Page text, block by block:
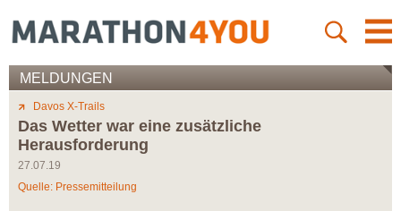
MELDUNGEN
Davos X-Trails
Das Wetter war eine zusätzliche
Herausforderung
27.07.19
Quelle: Pressemitteilung